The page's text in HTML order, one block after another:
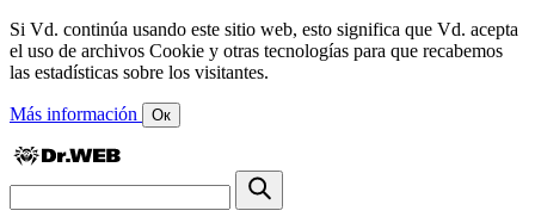
Si Vd. continúa usando este sitio web, esto significa que Vd. acepta
el uso de archivos Cookie y otras tecnologías para que recabemos
las estadísticas sobre los visitantes.
Más información Ок